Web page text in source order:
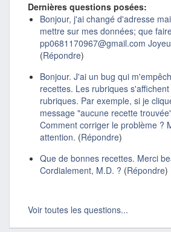
Dernières questions posées:
Bonjour, j'ai changé d'adresse
mettre sur mes données; que
pp0681170967@gmail.com
(Répondre)
Bonjour. J'ai un bug qui
recettes. Les rubriques
rubriques. Par exemple, si je
message "aucune recette
Comment corriger le problème ?
attention. (Répondre)
Que de bonnes recettes. Merci
Cordialement, M.D. ? (Répondre)
Voir toutes les questions...